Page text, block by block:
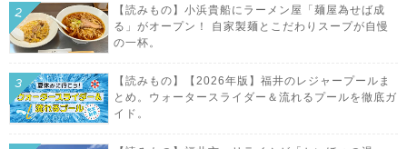
【読みもの】小浜貴船にラーメン屋「麺屋為せば成
る」がオープン！ 自家製麺とこだわりスープが自慢
の一杯。
【読みもの】【2026年版】福井のレジャープールま
とめ。ウォータースライダー＆流れるプールを徹底ガ
イド。